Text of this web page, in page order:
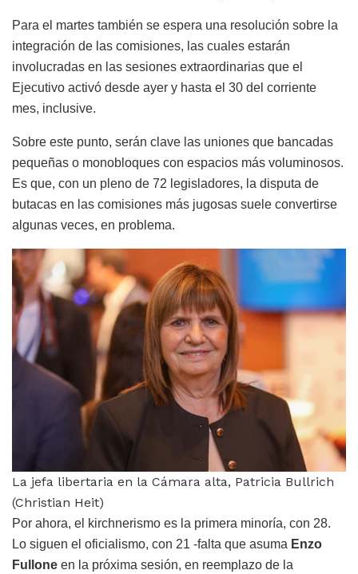
Para el martes también se espera una resolución sobre la
integración de las comisiones, las cuales estarán
involucradas en las sesiones extraordinarias que el
Ejecutivo activó desde ayer y hasta el 30 del corriente
mes, inclusive.
Sobre este punto, serán clave las uniones que bancadas
pequeñas o monobloques con espacios más voluminosos.
Es que, con un pleno de 72 legisladores, la disputa de
butacas en las comisiones más jugosas suele convertirse
algunas veces, en problema.
La jefa libertaria en la Cámara alta, Patricia Bullrich
(Christian Heit)
Por ahora, el kirchnerismo es la primera minoría, con 28.
Lo siguen el oficialismo, con 21 -falta que asuma Enzo
Fullone en la próxima sesión, en reemplazo de la